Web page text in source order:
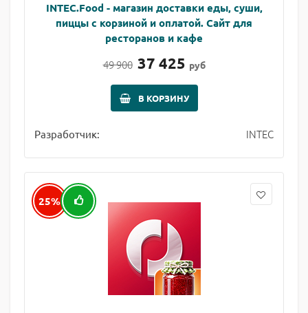
INTEC.Food - магазин доставки еды, суши,
пиццы с корзиной и оплатой. Сайт для
ресторанов и кафе
49 900 37 425 руб
В КОРЗИНУ
Разработчик: INTEC
25%